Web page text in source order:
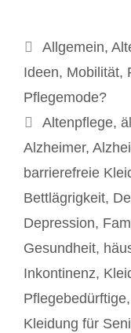
Kategorien
Allgemein,
Ideen, Mobilität,
Pflegemode?
Schlagwörter
Altenpflege,
Alzheimer,
barrierefreie
Bettlägrigkeit,
Depression,
Gesundheit,
Inkontinenz,
Pflegebedürftige,
Kleidung für